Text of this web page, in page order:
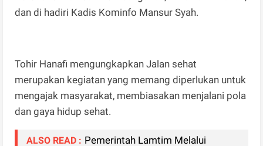
dan di hadiri Kadis Kominfo Mansur Syah.
Tohir Hanafi mengungkapkan Jalan sehat
merupakan kegiatan yang memang diperlukan untuk
mengajak masyarakat, membiasakan menjalani pola
dan gaya hidup sehat.
ALSO READ : Pemerintah Lamtim Melalui